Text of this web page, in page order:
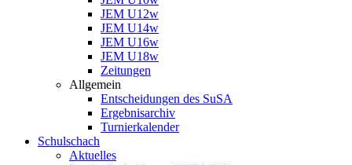
JEM U12w
JEM U14w
JEM U16w
JEM U18w
Zeitungen
Allgemein
Entscheidungen des SuSA
Ergebnisarchiv
Turnierkalender
Schulschach
Aktuelles